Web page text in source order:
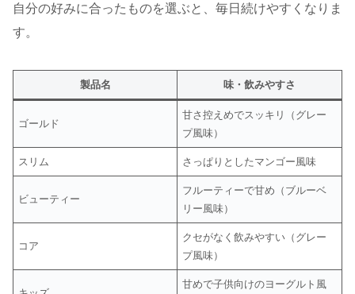
自分の好みに合ったものを選ぶと、毎日続けやすくなりま
す。
製品名 味・飲みやすさ
ゴールド
甘さ控えめでスッキリ（グレー
プ風味）
スリム さっぱりとしたマンゴー風味
ビューティー
フルーティーで甘め（ブルーベ
リー風味）
コア
クセがなく飲みやすい（グレー
プ風味）
甘めで子供向けのヨーグルト風